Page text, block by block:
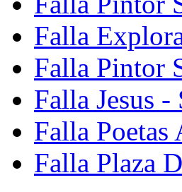
Falla
Falla Pintor
Falla Jesus
Falla
Falla Plaza